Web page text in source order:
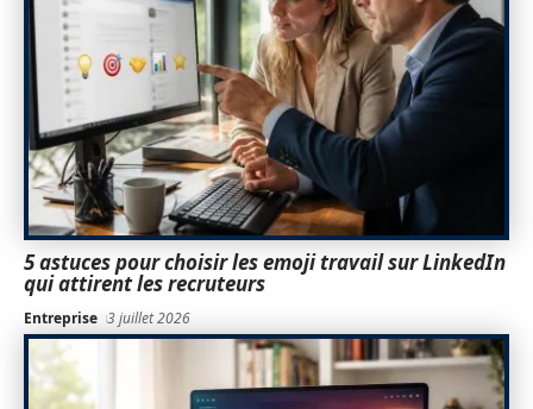
5 astuces pour choisir les emoji travail sur LinkedIn
qui attirent les recruteurs
Entreprise 3 juillet 2026